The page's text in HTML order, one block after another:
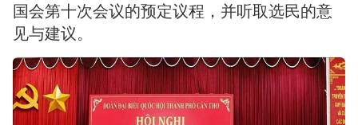
国会第十次会议的预定议程，并听取选民的意
见与建议。